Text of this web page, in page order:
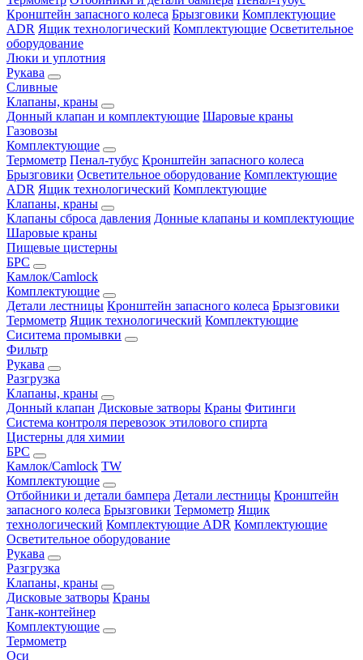
Кронштейн запасного колеса Брызговики Комплектующие
ADR Ящик технологический Комплектующие Осветительное
оборудование
Люки и уплотния
Рукава
Сливные
Клапаны, краны
Донный клапан и комплектующие Шаровые краны
Газовозы
Комплектующие
Термометр Пенал-тубус Кронштейн запасного колеса
Брызговики Осветительное оборудование Комплектующие
ADR Ящик технологический Комплектующие
Клапаны, краны
Клапаны сброса давления Донные клапаны и комплектующие
Шаровые краны
Пищевые цистерны
БРС
Камлок/Camlock
Комплектующие
Детали лестницы Кронштейн запасного колеса Брызговики
Термометр Ящик технологический Комплектующие
Сиситема промывки
Фильтр
Рукава
Разгрузка
Клапаны, краны
Донный клапан Дисковые затворы Краны Фитинги
Система контроля перевозок этилового спирта
Цистерны для химии
БРС
Камлок/Camlock TW
Комплектующие
Отбойники и детали бампера Детали лестницы Кронштейн
запасного колеса Брызговики Термометр Ящик
технологический Комплектующие ADR Комплектующие
Осветительное оборудование
Рукава
Разгрузка
Клапаны, краны
Дисковые затворы Краны
Танк-контейнер
Комплектующие
Термометр
Оси